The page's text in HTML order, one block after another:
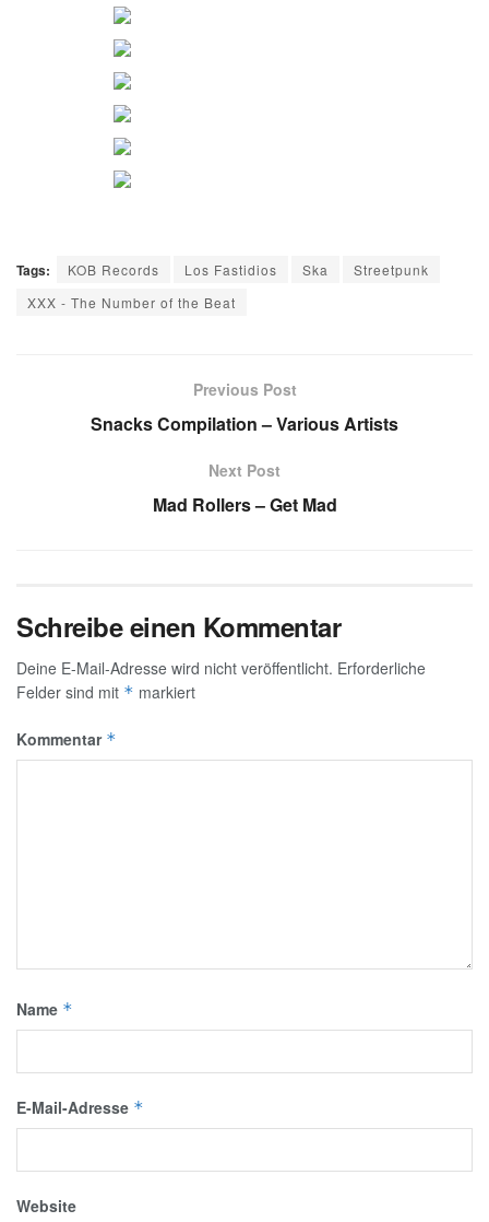
Tags: KOB Records Los Fastidios Ska
Streetpunk
XXX - The Number of the Beat
Previous Post
Snacks Compilation – Various Artists
Next Post
Mad Rollers – Get Mad
Schreibe einen Kommentar
Deine E-Mail-Adresse wird nicht veröffentlicht. Erforderliche
Felder sind mit * markiert
Kommentar *
Name *
E-Mail-Adresse *
Website